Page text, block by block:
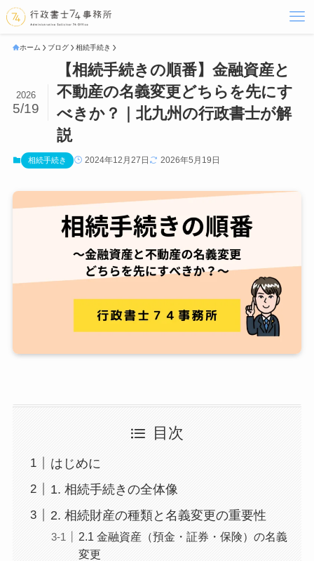
ホーム ブログ 相続手続き
【相続手続きの順番】金融資産と
不動産の名義変更どちらを先にす
べきか？｜北九州の行政書士が解
説
2026
5/19
相続手続き 2024年12月27日 2026年5月19日
目次
はじめに
1. 相続手続きの全体像
2. 相続財産の種類と名義変更の重要性
2.1 金融資産（預金・証券・保険）の名義
変更